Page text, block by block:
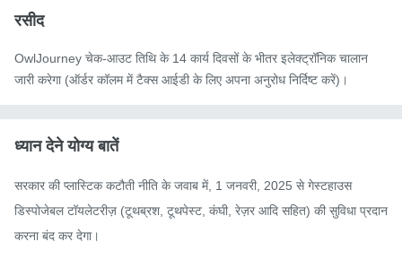
रसीद
OwlJourney चेक-आउट तिथि के 14 कार्य दिवसों के भीतर इलेक्ट्रॉनिक चालान
जारी करेगा (ऑर्डर कॉलम में टैक्स आईडी के लिए अपना अनुरोध निर्दिष्ट करें)।
ध्यान देने योग्य बातें
सरकार की प्लास्टिक कटौती नीति के जवाब में, 1 जनवरी, 2025 से गेस्टहाउस
डिस्पोजेबल टॉयलेटरीज़ (टूथब्रश, टूथपेस्ट, कंघी, रेज़र आदि सहित) की सुविधा प्रदान
करना बंद कर देगा।